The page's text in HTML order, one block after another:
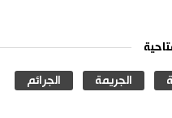
الجريمة الجرائم